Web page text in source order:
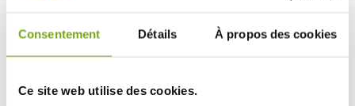
Consentement Détails À propos des cookies
Ce site web utilise des cookies.